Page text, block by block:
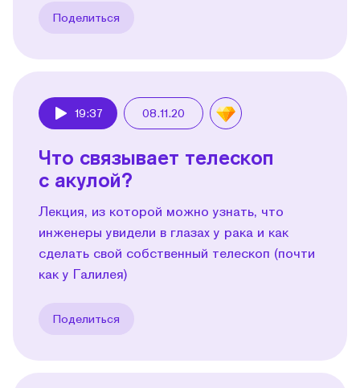
Поделиться
19:37 08.11.20
Что связывает телескоп
с акулой?
Лекция, из которой можно узнать, что
инженеры увидели в глазах у рака и как
сделать свой собственный телескоп (почти
как у Галилея)
Поделиться